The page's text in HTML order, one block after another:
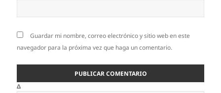
Guardar mi nombre, correo electrónico y sitio web en este
navegador para la próxima vez que haga un comentario.
Δ